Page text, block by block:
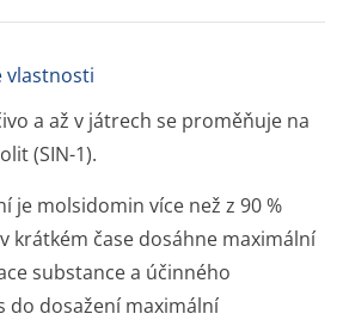
vlastnosti
a až v játrech se proměňuje na
(SIN-1).
je molsidomin více než z 90 %
krátkém čase dosáhne maximální
substance a účinného
do dosažení maximální